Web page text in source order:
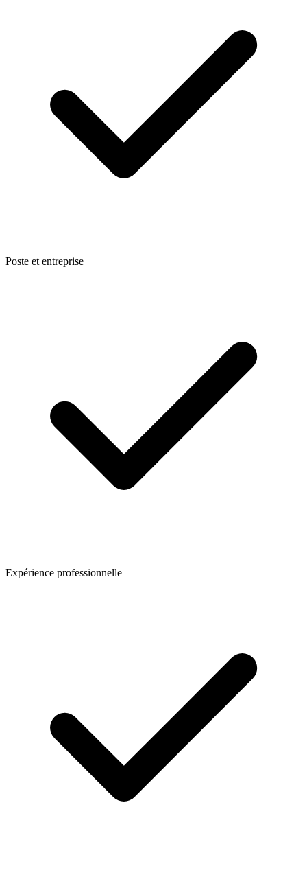
Poste et entreprise
Expérience professionnelle